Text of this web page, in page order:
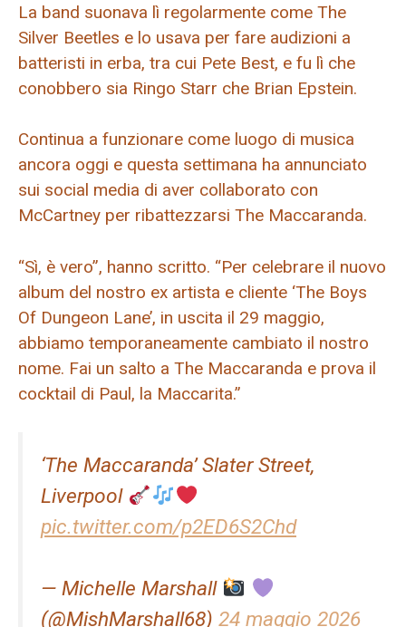
La band suonava lì regolarmente come The
Silver Beetles e lo usava per fare audizioni a
batteristi in erba, tra cui Pete Best, e fu lì che
conobbero sia Ringo Starr che Brian Epstein.
Continua a funzionare come luogo di musica
ancora oggi e questa settimana ha annunciato
sui social media di aver collaborato con
McCartney per ribattezzarsi The Maccaranda.
“Sì, è vero”, hanno scritto. “Per celebrare il nuovo
album del nostro ex artista e cliente ‘The Boys
Of Dungeon Lane’, in uscita il 29 maggio,
abbiamo temporaneamente cambiato il nostro
nome. Fai un salto a The Maccaranda e prova il
cocktail di Paul, la Maccarita.”
‘The Maccaranda’ Slater Street,
Liverpool
pic.twitter.com/p2ED6S2Chd
— Michelle Marshall
(@MishMarshall68) 24 maggio 2026